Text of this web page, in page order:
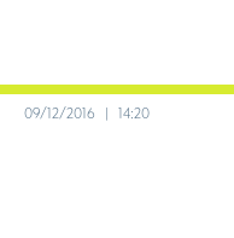
09/12/2016 | 14:20